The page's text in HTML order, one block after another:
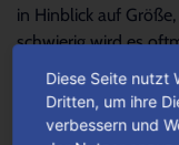
in Hinblick auf
schwierig wird es
Diese Seite nutzt
Dritten, um ihre
verbessern und